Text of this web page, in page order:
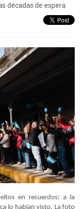
décadas de espera.
en recuerdos; a la
lo habían visto. La foto